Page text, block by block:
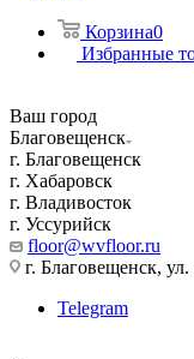
Корзина0
Избранные
Ваш город
Благовещенск
г. Благовещенск
г. Хабаровск
г. Владивосток
г. Уссурийск
floor@wvfloor.ru
г. Благовещенск,
Telegram